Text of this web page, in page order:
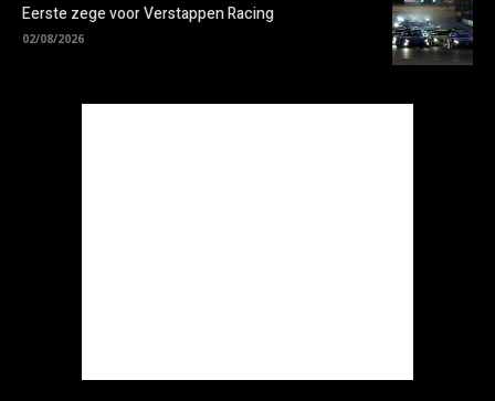
Eerste zege voor Verstappen Racing
02/08/2026